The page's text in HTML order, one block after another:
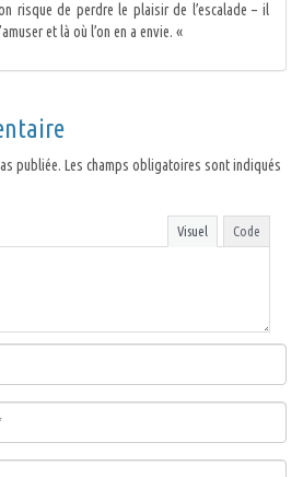
risque de perdre le plaisir de l’escalade – il
et là où l’on en a envie. «
publiée. Les champs obligatoires sont indiqués
Visuel Code